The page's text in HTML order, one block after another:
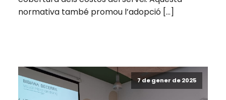
normativa també promou l’adopció […]
7 de gener de 2025